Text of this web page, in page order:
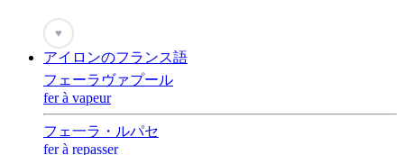
♥
アイロンのフランス語
フェーラヴァプール
fer à vapeur
フェ一ラ・ルパセ
fer à repasser